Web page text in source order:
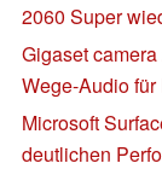
2060 Super
Gigaset
Wege-Audio
Microsoft
deutlichen